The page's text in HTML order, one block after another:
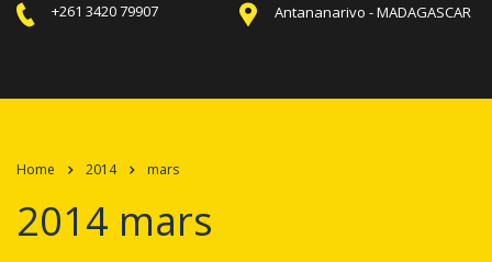
+261 3420 79907 Antananarivo - MADAGASCAR
Home 2014 mars
2014 mars